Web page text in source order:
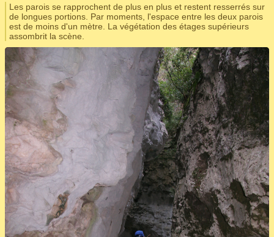
Les parois se rapprochent de plus en plus et restent resserrés sur
de longues portions. Par moments, l'espace entre les deux parois
est de moins d'un mètre. La végétation des étages supérieurs
assombrit la scène.